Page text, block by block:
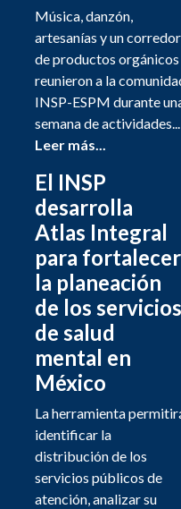
Música, danzón,
artesanías y un corredor
de productos orgánicos
reunieron a la
INSP-ESPM durante
semana de actividades...
Leer más...
El INSP
desarrolla
Atlas Integral
para fortalecer
la planeación
de los servicios
de salud
mental en
México
La herramienta
identificar la
distribución de los
servicios públicos de
atención, analizar su